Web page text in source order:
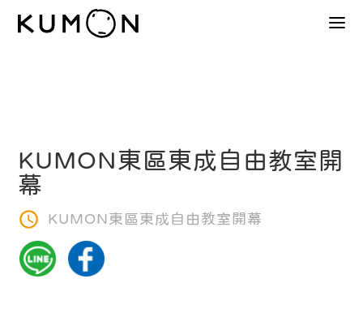
KUMON東區東成自由教室開
幕
KUMON東區東成自由教室開幕